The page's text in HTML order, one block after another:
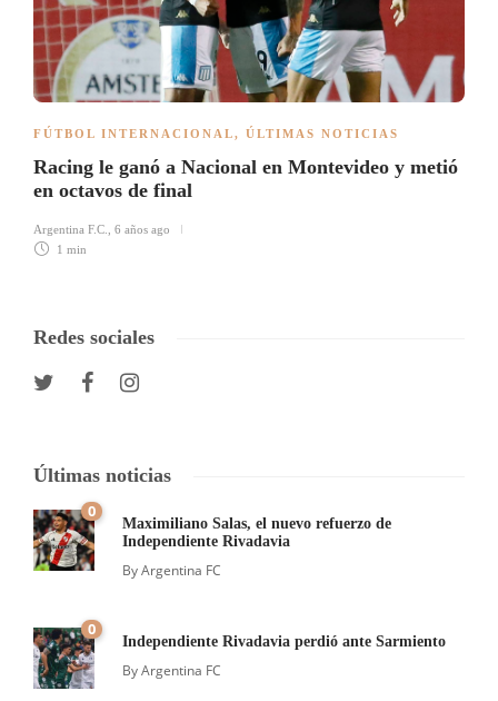
FÚTBOL INTERNACIONAL, ÚLTIMAS NOTICIAS
Racing le ganó a Nacional en Montevideo y metió
en octavos de final
Argentina F.C.
6 años ago
1 min
Redes sociales
Últimas noticias
0
Maximiliano Salas, el nuevo refuerzo de
Independiente Rivadavia
ByArgentina FC
0
Independiente Rivadavia perdió ante Sarmiento
ByArgentina FC